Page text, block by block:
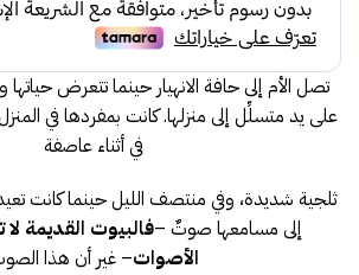
تصل الأم إلى حافة الانهيار حينما تتعرض حياتها
على يد متسلِّل إلى منزلها. كانت بمفردها في
في أثناء عاصفة
ثلجية شديدة، وفي منتصف الليل حينما كانت تعيد
إلى مسامعها صوتٌ –فالبيوت القديمة
الأصوات– غير أن هذا